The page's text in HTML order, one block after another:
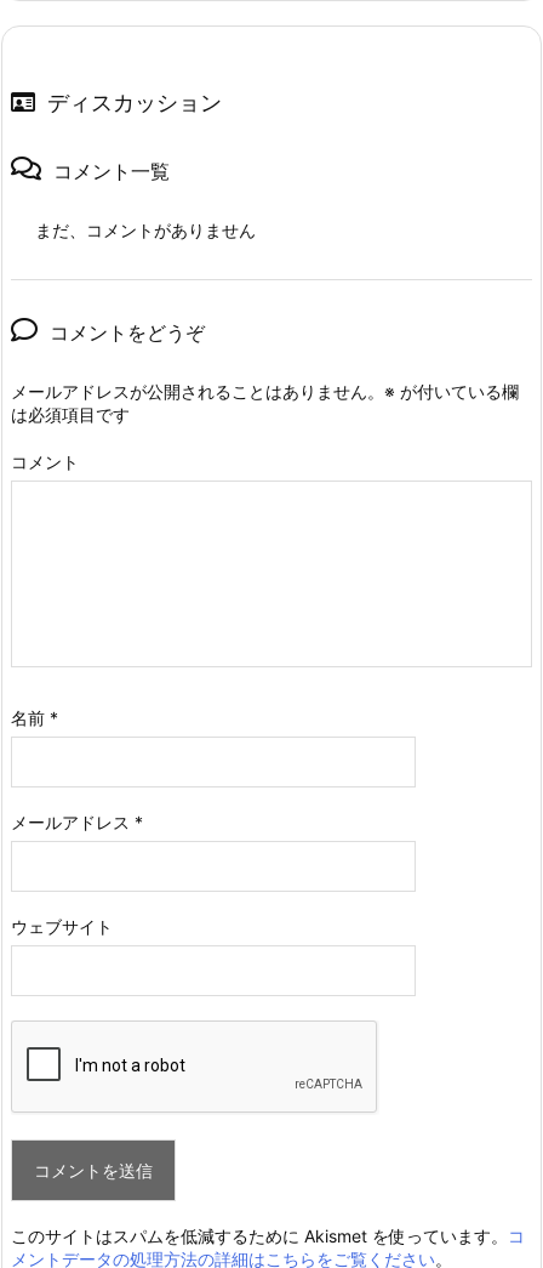
ディスカッション
コメント一覧
まだ、コメントがありません
コメントをどうぞ
メールアドレスが公開されることはありません。 ※ が付いている欄
は必須項目です
コメント
名前 *
メールアドレス *
ウェブサイト
このサイトはスパムを低減するために Akismet を使っています。
コ
メントデータの処理方法の詳細はこちらをご覧ください。